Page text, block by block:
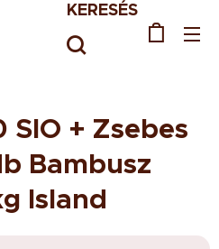
KERESÉS
SIO + Zsebes
Bambusz
Island